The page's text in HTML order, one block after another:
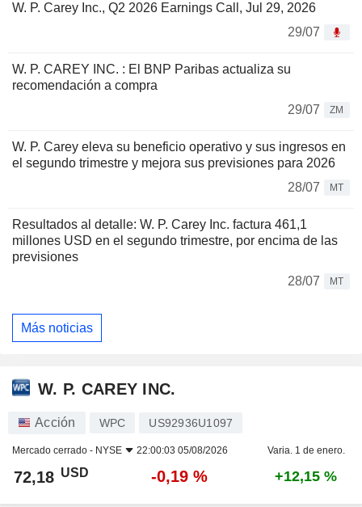
W. P. Carey Inc., Q2 2026 Earnings Call, Jul 29, 2026
29/07
W. P. CAREY INC. : El BNP Paribas actualiza su
recomendación a compra
29/07
ZM
W. P. Carey eleva su beneficio operativo y sus ingresos en
el segundo trimestre y mejora sus previsiones para 2026
28/07
MT
Resultados al detalle: W. P. Carey Inc. factura 461,1
millones USD en el segundo trimestre, por encima de las
previsiones
28/07
MT
Más noticias
W. P. CAREY INC.
Acción WPC US92936U1097
Mercado cerrado - NYSE 22:00:03 05/08/2026 Varia. 1 de enero.
72,18 USD -0,19 % +12,15 %